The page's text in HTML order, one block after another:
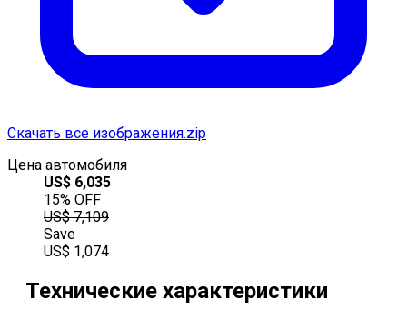
Скачать все изображения.zip
Цена автомобиля
US$ 6,035
15% OFF
US$ 7,109
Save
US$ 1,074
Технические характеристики